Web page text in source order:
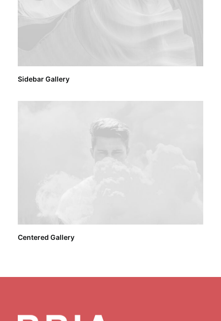
Sidebar Gallery
Centered Gallery